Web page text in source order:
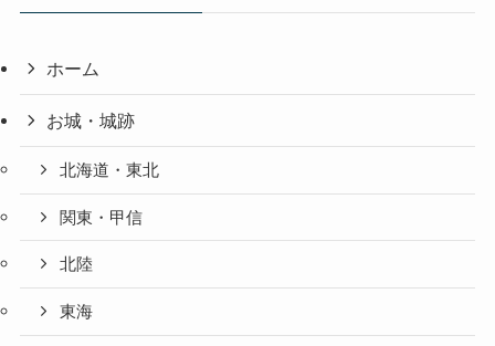
ホーム
お城・城跡
北海道・東北
関東・甲信
北陸
東海